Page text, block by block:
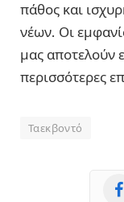
πάθος και
νέων. Οι
μας αποτελούν
περισσότερες
Ταεκβοντό